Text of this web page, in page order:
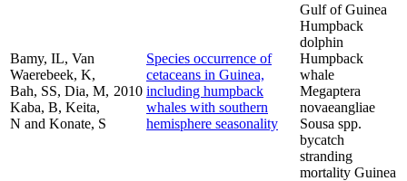
Bamy, IL, Van
Waerebeek, K,
Bah, SS, Dia, M,
Kaba, B, Keita,
N and Konate, S
2010
Species occurrence of
cetaceans in Guinea,
including humpback
whales with southern
hemisphere seasonality
Gulf of Guinea
Humpback
dolphin
Humpback
whale
Megaptera
novaeangliae
Sousa spp.
bycatch
stranding
mortality Guinea